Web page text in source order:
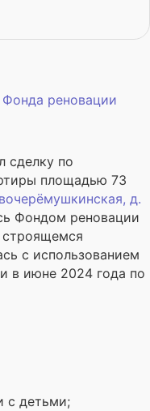
Фонда реновации
сделку по
площадью 73
д.
Фондом реновации
строящемся
с использованием
в июне 2024 года по
с детьми;